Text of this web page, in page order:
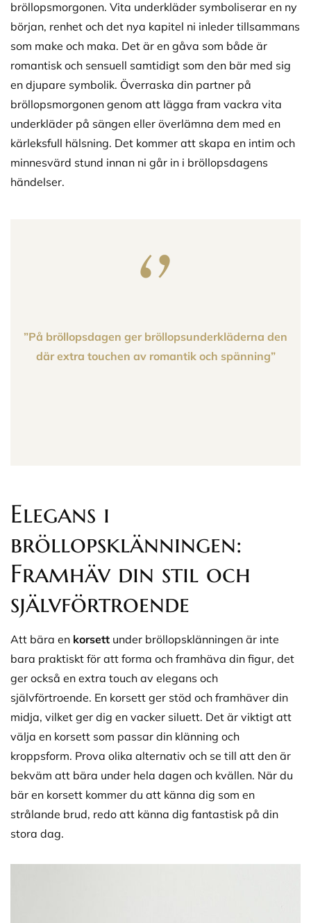
bröllopsmorgonen. Vita underkläder symboliserar en ny
början, renhet och det nya kapitel ni inleder tillsammans
som make och maka. Det är en gåva som både är
romantisk och sensuell samtidigt som den bär med sig
en djupare symbolik. Överraska din partner på
bröllopsmorgonen genom att lägga fram vackra vita
underkläder på sängen eller överlämna dem med en
kärleksfull hälsning. Det kommer att skapa en intim och
minnesvärd stund innan ni går in i bröllopsdagens
händelser.
”På bröllopsdagen ger bröllopsunderkläderna den
där extra touchen av romantik och spänning”
Elegans i
bröllopsklänningen:
Framhäv din stil och
självförtroende
Att bära en korsett under bröllopsklänningen är inte
bara praktiskt för att forma och framhäva din figur, det
ger också en extra touch av elegans och
självförtroende. En korsett ger stöd och framhäver din
midja, vilket ger dig en vacker siluett. Det är viktigt att
välja en korsett som passar din klänning och
kroppsform. Prova olika alternativ och se till att den är
bekväm att bära under hela dagen och kvällen. När du
bär en korsett kommer du att känna dig som en
strålande brud, redo att känna dig fantastisk på din
stora dag.